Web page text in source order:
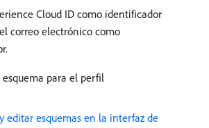
Cloud ID como identificador
correo electrónico como
para el perfil
editar esquemas en la interfaz de